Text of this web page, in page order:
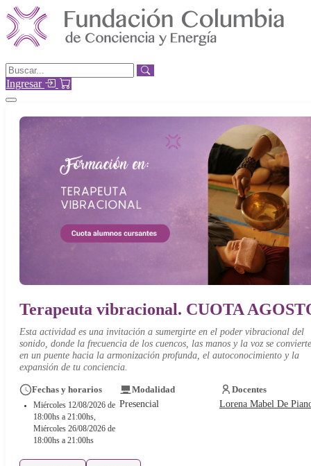
Ingresar
Terapeuta vibracional. CUOTA
Esta actividad es una invitación a sumergirte en el poder vibracional del
sonido, donde la frecuencia de los cuencos, las manos y la voz se
en un puente hacia la armonización profunda, el autoconocimiento y la
expansión de tu conciencia.
Fechas y horarios
Miércoles 12/08/2026 de
18:00hs a 21:00hs,
Miércoles 26/08/2026 de
18:00hs a 21:00hs
Modalidad
Presencial
Docentes
Lorena Mabel De